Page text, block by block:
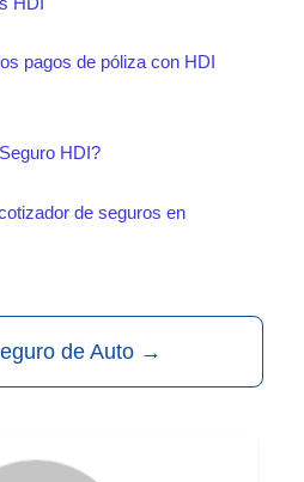
pagos de póliza con HDI
HDI?
de seguros en
de Auto →